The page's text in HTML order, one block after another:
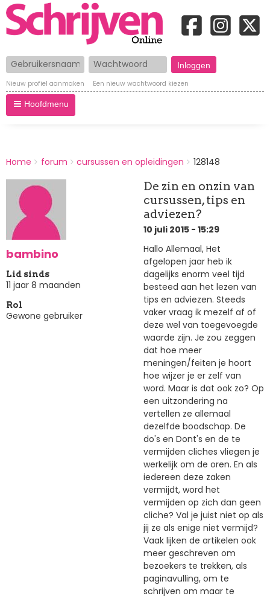
Gebruikersnaam Wachtwoord
Nieuw profiel aanmaken Een nieuw wachtwoord kiezen
Hoofdmenu
BREADCRUMBS
You
here:
Home forum cursussen en opleidingen 128148
bambino
Lid sinds
11 jaar 8 maanden
Rol
Gewone gebruiker
De zin en onzin van
cursussen, tips en
adviezen?
10 juli 2015 - 15:29
Hallo Allemaal, Het
afgelopen jaar heb ik
dagelijks enorm veel tijd
besteed aan het lezen van
tips en adviezen. Steeds
vaker vraag ik mezelf af of
deze wel van toegevoegde
waarde zijn. Je zou zeggen
dat hoe meer
meningen/feiten je hoort
hoe wijzer je er zelf van
word. Maar is dat ook zo? Op
een uitzondering na
vertellen ze allemaal
dezelfde boodschap. De
do's en Dont's en de te
vermijden cliches vliegen je
werkelijk om de oren. En als
iedereen deze zaken
vermijdt, word het
vermijden op zich dan geen
cliche? Val je juist niet op als
jij ze als enige niet vermijd?
Vaak lijken de artikelen ook
meer geschreven om
bezoekers te trekken, als
paginavulling, om te
schrijven om maar te